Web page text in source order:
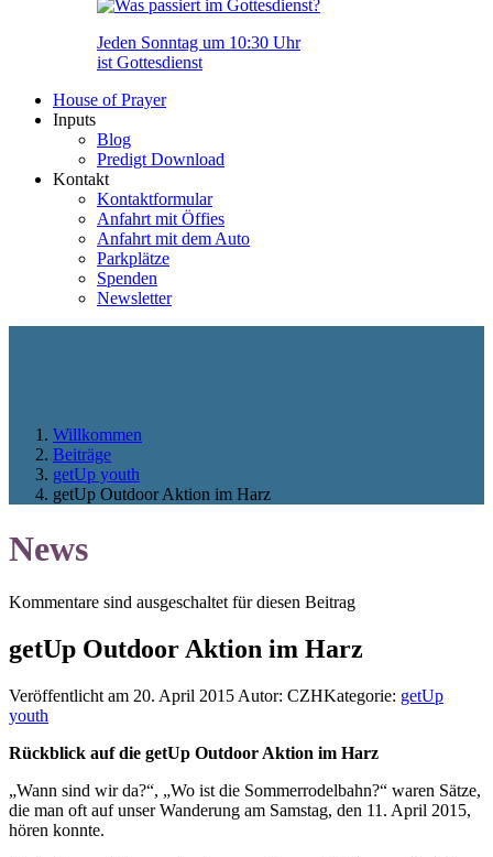
Jeden Sonntag um 10:30 Uhr
ist Gottesdienst
House of Prayer
Inputs
Blog
Predigt Download
Kontakt
Kontaktformular
Anfahrt mit Öffies
Anfahrt mit dem Auto
Parkplätze
Spenden
Newsletter
Willkommen
Beiträge
getUp youth
getUp Outdoor Aktion im Harz
News
Kommentare sind ausgeschaltet für diesen Beitrag
getUp Outdoor Aktion im Harz
Veröffentlicht am 20. April 2015 Autor: CZHKategorie: getUp
youth
Rückblick auf die getUp Outdoor Aktion im Harz
„Wann sind wir da?“, „Wo ist die Sommerrodelbahn?“ waren Sätze,
die man oft auf unser Wanderung am Samstag, den 11. April 2015,
hören konnte.